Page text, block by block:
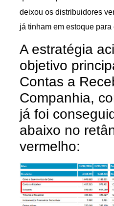
deixou os distribuidores
já tinham em estoque
A estratégia
objetivo
Contas a
Companhia,
já foi
abaixo no
vermelho: